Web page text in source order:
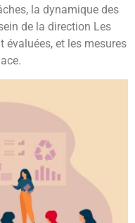
la dynamique des
de la direction Les
évaluées, et les mesures